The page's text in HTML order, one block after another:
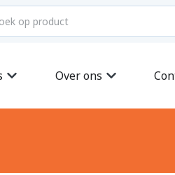
Over ons